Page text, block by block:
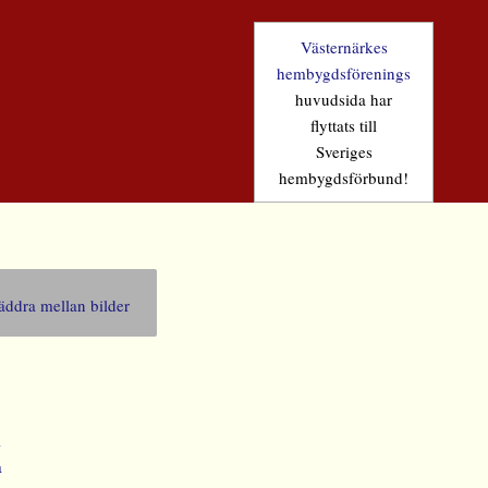
Västernärkes
hembygdsförenings
huvudsida har
flyttats till
Sveriges
hembygdsförbund!
mellan bilder